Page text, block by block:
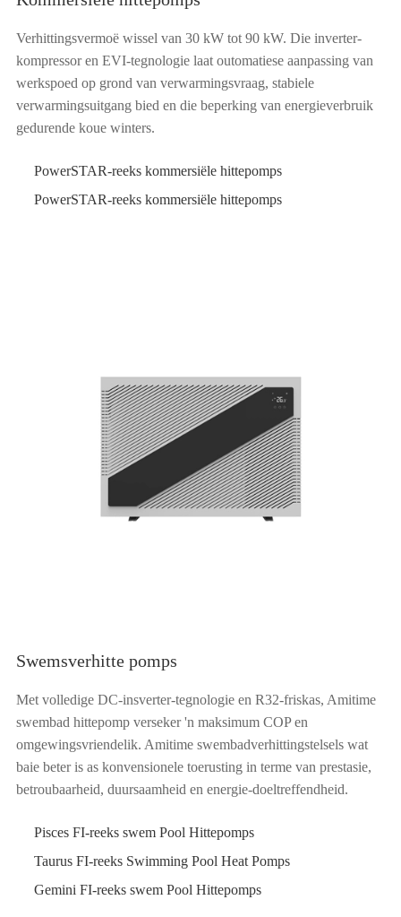
Verhittingsvermoë wissel van 30 kW tot 90 kW. Die inverter-
kompressor en EVI-tegnologie laat outomatiese aanpassing van
werkspoed op grond van verwarmingsvraag, stabiele
verwarmingsuitgang bied en die beperking van energieverbruik
gedurende koue winters.
PowerSTAR-reeks kommersiële hittepomps
PowerSTAR-reeks kommersiële hittepomps
Swemsverhitte pomps
Met volledige DC-insverter-tegnologie en R32-friskas, Amitime
swembad hittepomp verseker 'n maksimum COP en
omgewingsvriendelik. Amitime swembadverhittingstelsels wat
baie beter is as konvensionele toerusting in terme van prestasie,
betroubaarheid, duursaamheid en energie-doeltreffendheid.
Pisces FI-reeks swem Pool Hittepomps
Taurus FI-reeks Swimming Pool Heat Pomps
Gemini FI-reeks swem Pool Hittepomps